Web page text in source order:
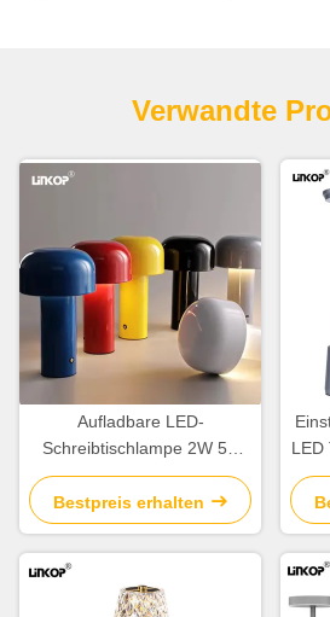
Verwandte
Aufladbare LED-
Schreibtischlampe 2W 5V
3000K 4500K 6000K LED-
Schreibtischlampe
Bestpreis erhalten
LED